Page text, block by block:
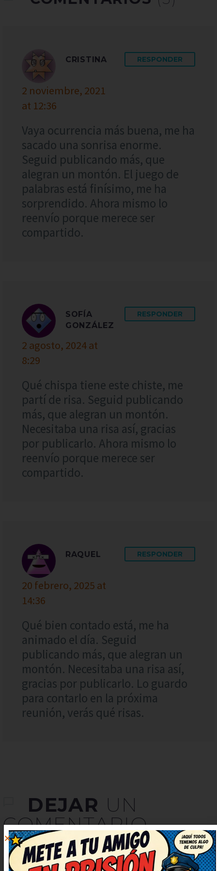
CRISTINA
2 noviembre, 2021
at 12:36
RESPONDER
Vaya ocurrencia más buena, me ha
sacado una sonrisa enorme.
Seguid publicando más, que
alegran un montón. El juego de
palabras está finísimo, me ha
sorprendido. Ahora mismo lo
reenvío porque merece ser
compartido.
SOFÍA
GONZÁLEZ
2 agosto, 2024 at
8:29
RESPONDER
Qué chispa tiene este chiste, me
partí de risa. Seguid publicando
más, que alegran un montón.
Necesitaba una risa así, gracias
por publicarlo. Ahora mismo lo
reenvío porque merece ser
compartido.
RAQUEL
20 febrero, 2025 at
14:36
RESPONDER
Qué bien contado está, me ha
animado el día. Seguid
publicando más, que alegran un
montón. Necesitaba una risa así,
gracias por publicarlo. Lo guardo
para contarlo en la próxima
reunión, verás qué risas.
DEJAR UN
COMENTARIO